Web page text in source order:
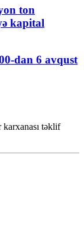
ton
kapital
dan 6 avqust
karxanası təklif